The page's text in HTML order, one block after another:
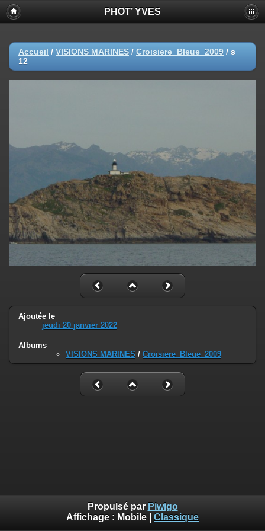
PHOT’ YVES
Accueil / VISIONS MARINES / Croisiere_Bleue_2009 / s
12
Ajoutée le
jeudi 20 janvier 2022
Albums
VISIONS MARINES / Croisiere_Bleue_2009
Propulsé par Piwigo
Affichage : Mobile Classique